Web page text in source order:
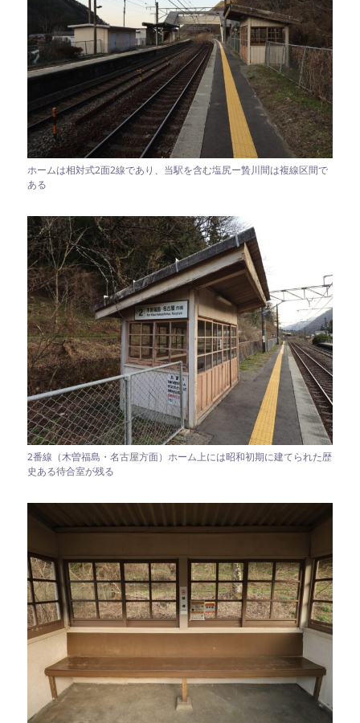
ホームは相対式2面2線であり、当駅を含む塩尻ー贄川間は複線区間で
ある
2番線（木曽福島・名古屋方面）ホーム上には昭和初期に建てられた歴
史ある待合室が残る